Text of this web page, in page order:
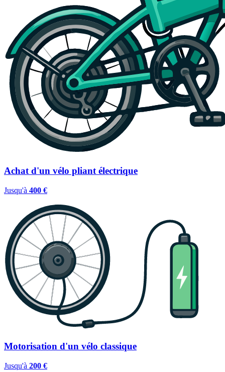
Achat d'un vélo pliant électrique
Jusqu'à 400 €
Motorisation d'un vélo classique
Jusqu'à 200 €